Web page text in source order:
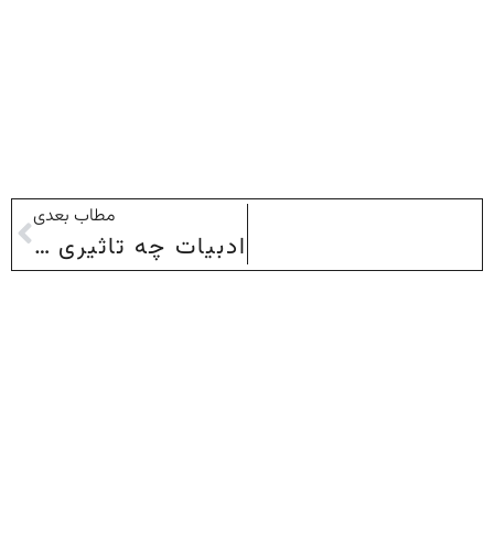
مطاب بعدی
ادبیات چه تاثیری بر فرهنگ و ارزش‌های یک جامعه دارد؟